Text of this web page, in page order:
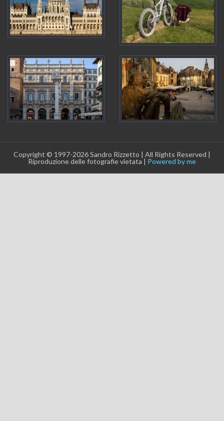
Copyright © 1997-2026 Sandro Rizzetto | All Rights Reserved |
Riproduzione delle fotografie vietata | Powered by me